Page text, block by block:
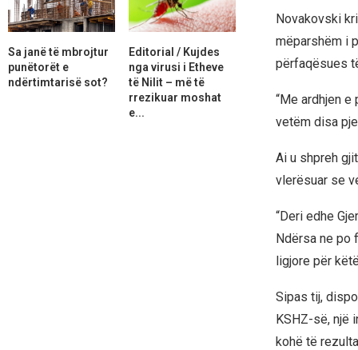
Novakovski
mëparshëm i
përfaqësues
“Me ardhjen
vetëm disa
Ai u shpreh
vlerësuar se
“Deri edhe
Ndërsa ne po
ligjore për
Sipas tij,
KSHZ-së, një
kohë të
Sa janë të mbrojtur
punëtorët e
ndërtimtarisë sot?
Editorial / Kujdes
nga virusi i Etheve
të Nilit – më të
rrezikuar moshat
e...